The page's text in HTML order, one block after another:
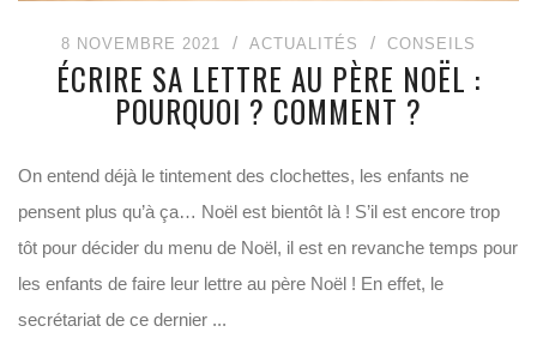
8 NOVEMBRE 2021 ACTUALITÉS CONSEILS
ÉCRIRE SA LETTRE AU PÈRE NOËL :
POURQUOI ? COMMENT ?
On entend déjà le tintement des clochettes, les enfants ne
pensent plus qu’à ça… Noël est bientôt là ! S’il est encore trop
tôt pour décider du menu de Noël, il est en revanche temps pour
les enfants de faire leur lettre au père Noël ! En effet, le
secrétariat de ce dernier ...